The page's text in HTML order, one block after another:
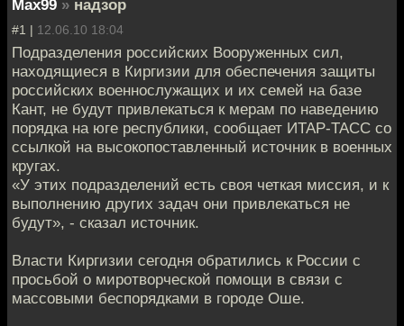
Max99 » надзор
#1 | 12.06.10 18:04
Подразделения российских Вооруженных сил,
находящиеся в Киргизии для обеспечения защиты
российских военнослужащих и их семей на базе
Кант, не будут привлекаться к мерам по наведению
порядка на юге республики, сообщает ИТАР-ТАСС со
ссылкой на высокопоставленный источник в военных
кругах.
«У этих подразделений есть своя четкая миссия, и к
выполнению других задач они привлекаться не
будут», - сказал источник.
Власти Киргизии сегодня обратились к России с
просьбой о миротворческой помощи в связи с
массовыми беспорядками в городе Оше.